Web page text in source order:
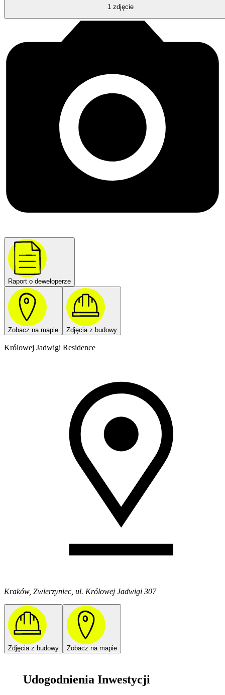
1 zdjęcie
Raport o deweloperze
Zobacz na mapie Zdjęcia z budowy
Królowej Jadwigi Residence
Kraków, Zwierzyniec, ul. Królowej Jadwigi 307
Zdjęcia z budowy Zobacz na mapie
Udogodnienia Inwestycji